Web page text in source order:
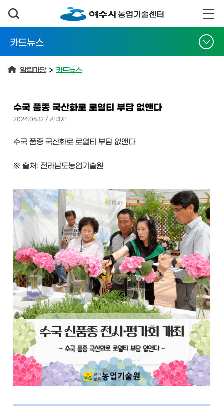
카드뉴스
알림마당 > 카드뉴스
수국 품종 국산화로 로열티 부담 없앤다
2024.06.12 / 관리자
수국 품종 국산화로 로열티 부담 없앤다
※ 출처: 전라남도농업기술원